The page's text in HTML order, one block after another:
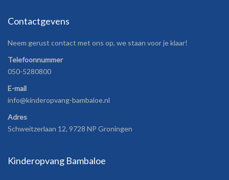
Contactgevens
Neem gerust contact met ons op, we staan voor je klaar!
Telefoonnummer
050-5280800
E-mail
info@kinderopvang-bambaloe.nl
Adres
Schweitzerlaan 12, 9728 NP Groningen
Kinderopvang Bambaloe